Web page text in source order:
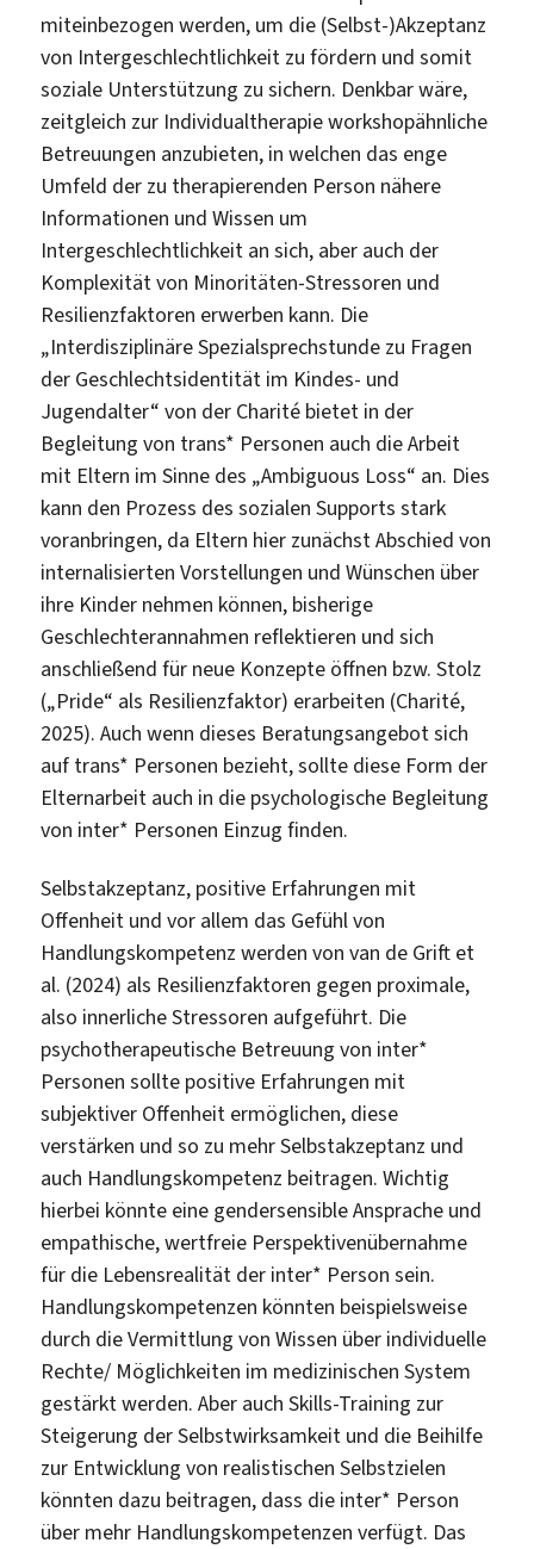
miteinbezogen werden, um die (Selbst-)Akzeptanz
von Intergeschlechtlichkeit zu fördern und somit
soziale Unterstützung zu sichern. Denkbar wäre,
zeitgleich zur Individualtherapie workshopähnliche
Betreuungen anzubieten, in welchen das enge
Umfeld der zu therapierenden Person nähere
Informationen und Wissen um
Intergeschlechtlichkeit an sich, aber auch der
Komplexität von Minoritäten-Stressoren und
Resilienzfaktoren erwerben kann. Die
„Interdisziplinäre Spezialsprechstunde zu Fragen
der Geschlechtsidentität im Kindes- und
Jugendalter“ von der Charité bietet in der
Begleitung von trans* Personen auch die Arbeit
mit Eltern im Sinne des „Ambiguous Loss“ an. Dies
kann den Prozess des sozialen Supports stark
voranbringen, da Eltern hier zunächst Abschied von
internalisierten Vorstellungen und Wünschen über
ihre Kinder nehmen können, bisherige
Geschlechterannahmen reflektieren und sich
anschließend für neue Konzepte öffnen bzw. Stolz
(„Pride“ als Resilienzfaktor) erarbeiten (Charité,
2025). Auch wenn dieses Beratungsangebot sich
auf trans* Personen bezieht, sollte diese Form der
Elternarbeit auch in die psychologische Begleitung
von inter* Personen Einzug finden.
Selbstakzeptanz, positive Erfahrungen mit
Offenheit und vor allem das Gefühl von
Handlungskompetenz werden von van de Grift et
al. (2024) als Resilienzfaktoren gegen proximale,
also innerliche Stressoren aufgeführt. Die
psychotherapeutische Betreuung von inter*
Personen sollte positive Erfahrungen mit
subjektiver Offenheit ermöglichen, diese
verstärken und so zu mehr Selbstakzeptanz und
auch Handlungskompetenz beitragen. Wichtig
hierbei könnte eine gendersensible Ansprache und
empathische, wertfreie Perspektivenübernahme
für die Lebensrealität der inter* Person sein.
Handlungskompetenzen könnten beispielsweise
durch die Vermittlung von Wissen über individuelle
Rechte/ Möglichkeiten im medizinischen System
gestärkt werden. Aber auch Skills-Training zur
Steigerung der Selbstwirksamkeit und die Beihilfe
zur Entwicklung von realistischen Selbstzielen
könnten dazu beitragen, dass die inter* Person
über mehr Handlungskompetenzen verfügt. Das